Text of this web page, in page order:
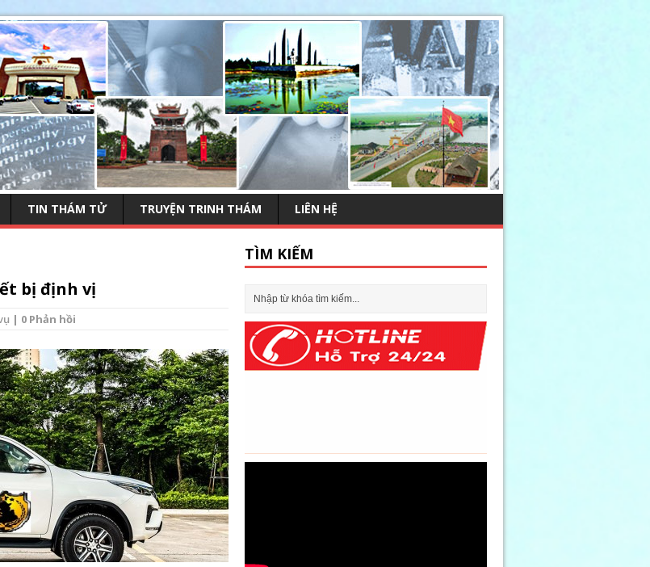
TIN THÁM TỬ TRUYỆN TRINH THÁM LIÊN HỆ
bị định vị
| 0 Phản hồi
TÌM KIẾM